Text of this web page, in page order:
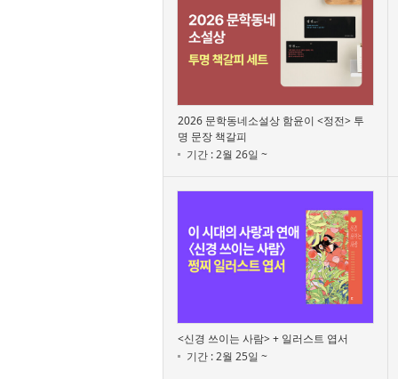
2026 문학동네소설상 함윤이 <정전> 투
명 문장 책갈피
기간 : 2월 26일 ~
<신경 쓰이는 사람> + 일러스트 엽서
기간 : 2월 25일 ~